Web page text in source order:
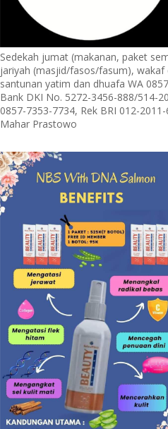
Sedekah jumat (makanan, paket
jariyah (masjid/fasos/fasum), wakaf
santunan yatim dan dhuafa WA
Bank DKI No. 5272-3456-888/514-
0857-7353-7734, Rek BRI 012-
Mahar Prastowo